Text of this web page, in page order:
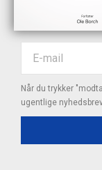
Når du trykker
ugentlige